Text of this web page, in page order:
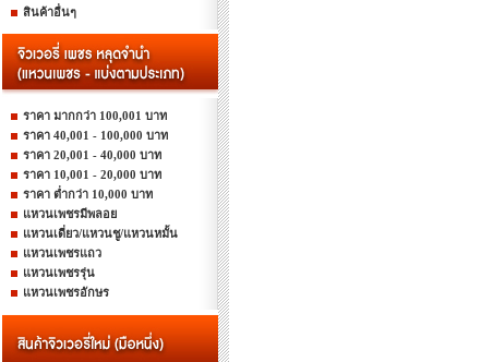
สินค้าอื่นๆ
ราคา มากกว่า 100,001 บาท
ราคา 40,001 - 100,000 บาท
ราคา 20,001 - 40,000 บาท
ราคา 10,001 - 20,000 บาท
ราคา ต่ำกว่า 10,000 บาท
แหวนเพชรมีพลอย
แหวนเดี่ยว/แหวนชู/แหวนหมั้น
แหวนเพชรแถว
แหวนเพชรรุ่น
แหวนเพชรอักษร